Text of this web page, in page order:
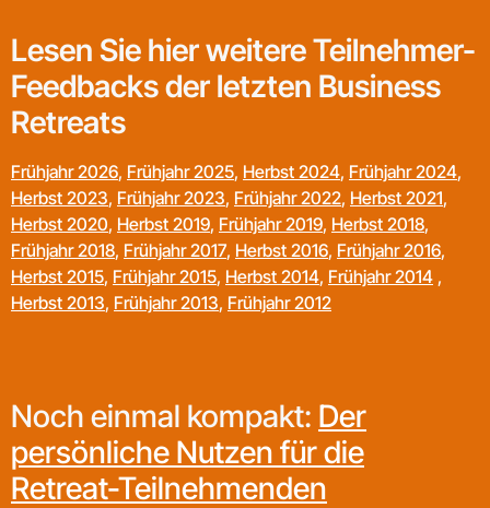
Lesen Sie hier weitere Teilnehmer-
Feedbacks der letzten Business
Retreats
Frühjahr 2026, Frühjahr 2025, Herbst 2024, Frühjahr 2024,
Herbst 2023, Frühjahr 2023, Frühjahr 2022, Herbst 2021,
Herbst 2020, Herbst 2019, Frühjahr 2019, Herbst 2018,
Frühjahr 2018, Frühjahr 2017, Herbst 2016, Frühjahr 2016,
Herbst 2015, Frühjahr 2015, Herbst 2014, Frühjahr 2014 ,
Herbst 2013, Frühjahr 2013, Frühjahr 2012
Noch einmal kompakt: Der
persönliche Nutzen für die
Retreat-Teilnehmenden